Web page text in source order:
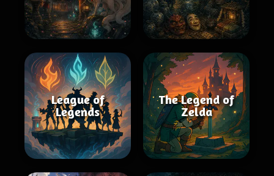
League of
Legends
The Legend of
Zelda